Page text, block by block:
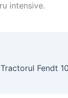
intensive.